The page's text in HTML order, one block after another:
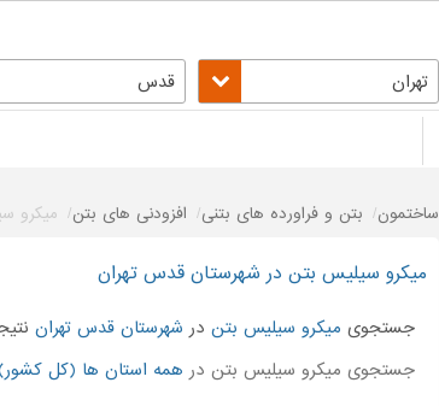
تهران قدس
ساختمون بتن و فراورده های بتنی افزودنی های بتن میکرو
میکرو سیلیس بتن در شهرستان قدس تهران
جستجوی میکرو سیلیس بتن در شهرستان قدس تهران
جستجوی میکرو سیلیس بتن در همه استان ها (کل